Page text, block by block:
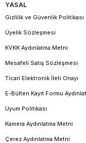
YASAL
Gizlilik ve Güvenlik Politikası
Üyelik Sözleşmesi
KVKK Aydınlatma Metni
Mesafeli Satış Sözleşmesi
Ticari Elektronik İleti Onayı
E-Bülten Kayıt Formu
Uyum Politikası
Kamera Aydınlatma Metni
Çerez Aydınlatma Metni